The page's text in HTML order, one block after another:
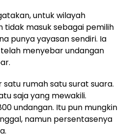
untuk wilayah
tidak masuk sebagai pemilih
punya yayasan sendiri. Ia
menyebar undangan
satu rumah satu surat suara.
saja yang mewakili.
undangan. Itu pun mungkin
namun persentasenya